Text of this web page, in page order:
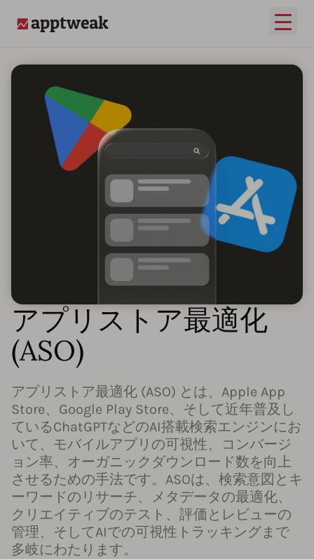
メイ
アプリストア最適化
(ASO)
アプリストア最適化 (ASO) とは、Apple App
Store、Google Play Store、そして近年普及し
ているChatGPTなどのAI搭載検索エンジンにお
いて、モバイルアプリの可視性、コンバージ
ョン率、オーガニックダウンロード数を向上
させるための手法です。ASOは、検索意図とキ
ーワードのリサーチ、メタデータの最適化、
クリエイティブのテスト、評価とレビューの
管理、そしてAIでの可視性トラッキングまで
多岐にわたります。